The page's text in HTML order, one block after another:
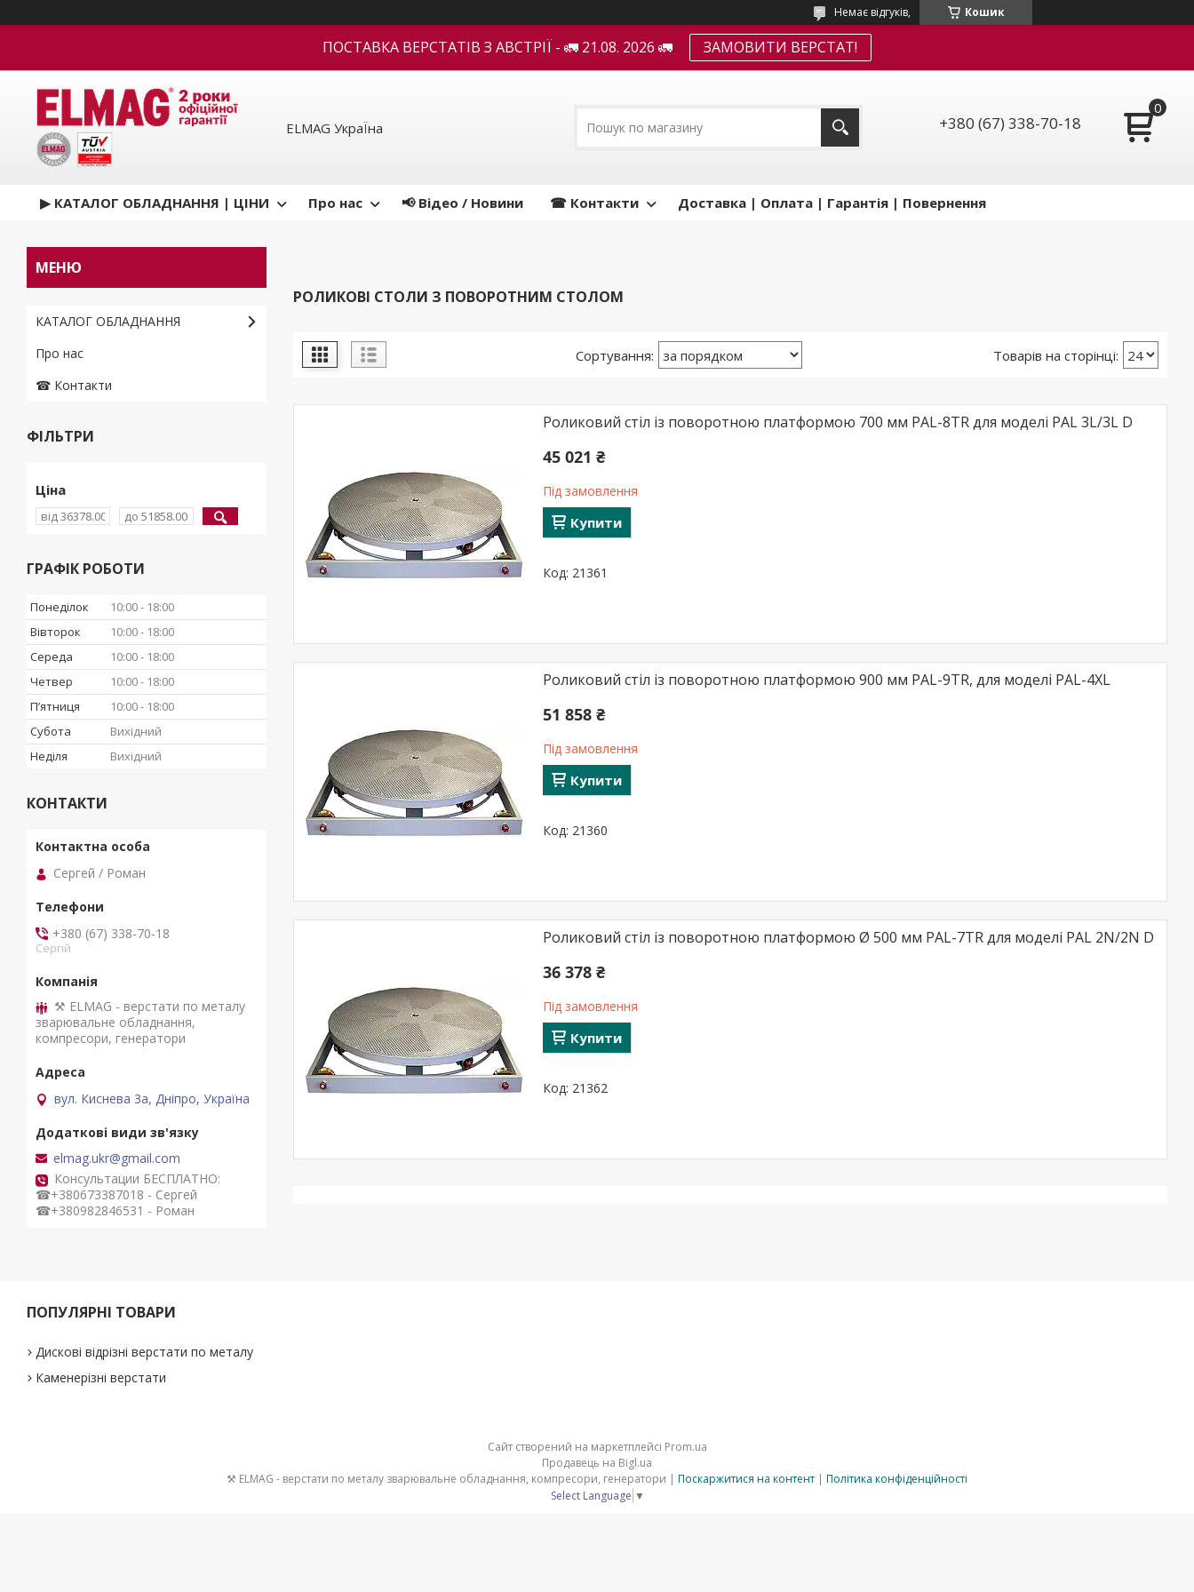
Кошик
Немає відгуків,
ПОСТАВКА ВЕРСТАТІВ З АВСТРІЇ - 🚛 21.08. 2026 🚛 ЗАМОВИТИ ВЕРСТАТ!
ELMAG УкраЇна +380 (67) 338-70-18
▶ КАТАЛОГ ОБЛАДНАННЯ | ЦІНИ Про нас 📢 Відео / Новини ☎ Контакти Доставка | Оплата | Гарантія | Повернення
РОЛИКОВІ СТОЛИ З ПОВОРОТНИМ СТОЛОМ
Роликовий стіл із поворотною платформою 700 мм PAL-8TR для моделі PAL 3L/3L D
45 021 ₴
Під замовлення
Купити
21361
Роликовий стіл із поворотною платформою 900 мм PAL-9TR, для моделі PAL-4XL
51 858 ₴
Під замовлення
Купити
21360
Роликовий стіл із поворотною платформою Ø 500 мм PAL-7TR для моделі PAL 2N/2N D
36 378 ₴
Під замовлення
Купити
21362
КАТАЛОГ ОБЛАДНАННЯ
Про нас
☎ Контакти
ФІЛЬТРИ
Ціна
ГРАФІК РОБОТИ
Понеділок 10:00
18:00
Вівторок
10:00
18:00
Середа
10:00
18:00
Четвер
10:00
18:00
Пʼятниця
10:00
18:00
Субота
Вихідний
Неділя
Вихідний
КОНТАКТИ
Сергей / Роман
+380 (67) 338-70-18
Сергій
⚒ ELMAG - верстати по металу
зварювальне обладнання,
компресори, генератори
вул. Киснева 3а, Дніпро, Україна
elmag.ukr@gmail.com
Консультации БЕСПЛАТНО:
☎+380673387018 - Сергей
☎+380982846531 - Роман
ПОПУЛЯРНІ ТОВАРИ
Дискові відрізні верстати по металу
Каменерізні верстати
Сайт створений на маркетплейсі Prom.ua
Продавець на Bigl.ua
Поскаржитися на контент
Політика конфіденційності
Select Language ▼